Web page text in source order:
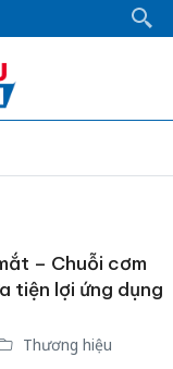
– Chuỗi cơm
tiện lợi ứng dụng
Thương hiệu